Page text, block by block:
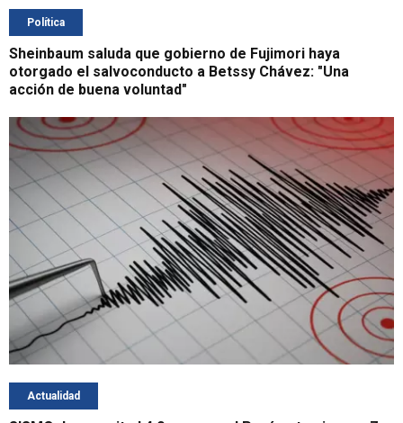
Política
Sheinbaum saluda que gobierno de Fujimori haya
otorgado el salvoconducto a Betssy Chávez: "Una
acción de buena voluntad"
Actualidad